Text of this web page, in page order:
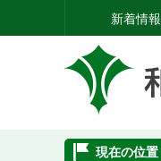
新着情報
現在の位置